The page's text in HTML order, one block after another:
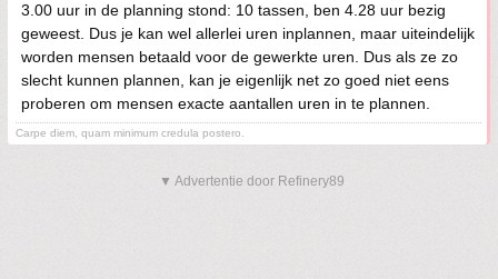
3.00 uur in de planning stond: 10 tassen, ben 4.28 uur bezig
geweest. Dus je kan wel allerlei uren inplannen, maar uiteindelijk
worden mensen betaald voor de gewerkte uren. Dus als ze zo
slecht kunnen plannen, kan je eigenlijk net zo goed niet eens
proberen om mensen exacte aantallen uren in te plannen.
Carpe diem, quam minimum credula postero.
▼ Advertentie door Refinery89